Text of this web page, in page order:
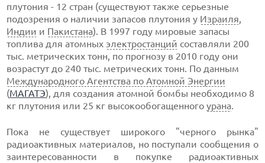
плутония - 12 стран (существуют также серьезные
подозрения о наличии запасов плутония у Израиля,
Индии и Пакистана). В 1997 году мировые запасы
топлива для атомных электростанций составляли 200
тыс. метрических тонн, по прогнозу в 2010 году они
возрастут до 240 тыс. метрических тонн. По данным
Международного Агентства по Атомной Энергии
(МАГАТЭ), для создания атомной бомбы необходимо 8
кг плутония или 25 кг высокообогащенногоурана.
Пока не существует широкого "черного рынка"
радиоактивных материалов, но поступали сообщения о
заинтересованности в покупке радиоактивных